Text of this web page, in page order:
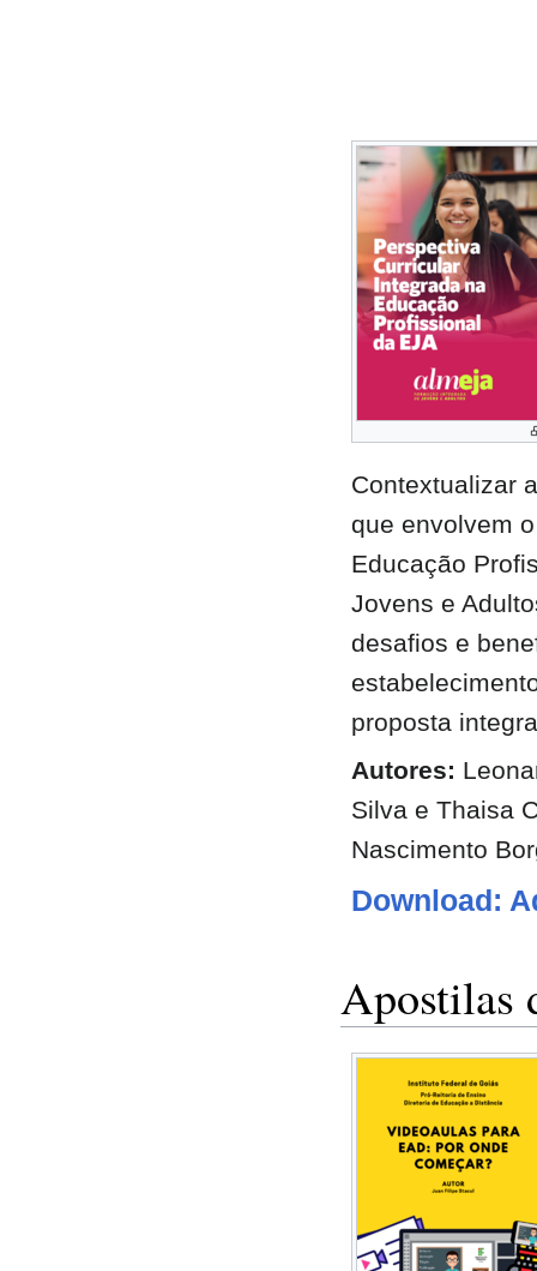
Contextualizar
que envolvem
Educação
Jovens e
desafios e
proposta
Autores:
Silva e Thaisa
Nascimento
Download:
Apostilas